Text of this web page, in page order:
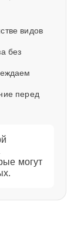
видов
без
перед
могут